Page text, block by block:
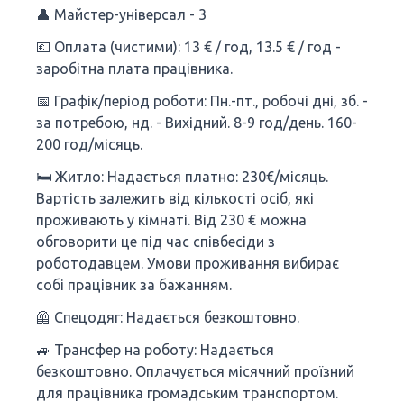
👤 Майстер-універсал - 3
💶 Оплата (чистими): 13 € / год, 13.5 € / год -
заробітна плата працівника.
📅 Графік/період роботи: Пн.-пт., робочі дні, зб. -
за потребою, нд. - Вихідний. 8-9 год/день. 160-
200 год/місяць.
🛏 Житло: Надається платно: 230€/місяць.
Вартість залежить від кількості осіб, які
проживають у кімнаті. Від 230 € можна
обговорити це під час співбесіди з
роботодавцем. Умови проживання вибирає
собі працівник за бажанням.
🦺 Спецодяг: Надається безкоштовно.
🚙 Трансфер на роботу: Надається
безкоштовно. Оплачується місячний проїзний
для працівника громадським транспортом.